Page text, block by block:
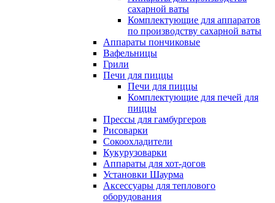
сахарной ваты
Комплектующие для аппаратов
по производству сахарной ваты
Аппараты пончиковые
Вафельницы
Грили
Печи для пиццы
Печи для пиццы
Комплектующие для печей для
пиццы
Прессы для гамбургеров
Рисоварки
Сокоохладители
Кукурузоварки
Аппараты для хот-догов
Установки Шаурма
Аксессуары для теплового
оборудования